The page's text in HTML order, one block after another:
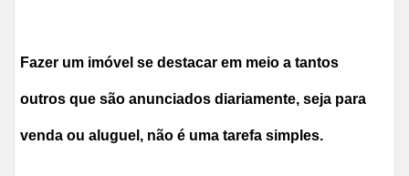
Fazer um imóvel se destacar em meio a tantos
outros que são anunciados diariamente, seja para
venda ou aluguel, não é uma tarefa simples.